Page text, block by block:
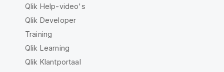
Qlik Help-video's
Qlik Developer
Training
Qlik Learning
Qlik Klantportaal